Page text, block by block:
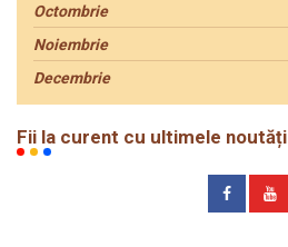
Octombrie
Noiembrie
Decembrie
Fii la curent cu ultimele noutăți